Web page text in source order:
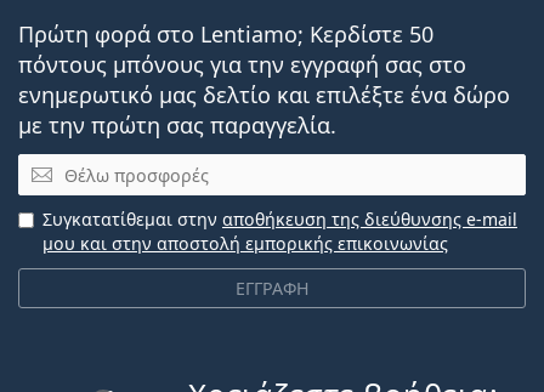
Πρώτη φορά στο Lentiamo; Κερδίστε 50
πόντους μπόνους για την εγγραφή σας στο
ενημερωτικό μας δελτίο και επιλέξτε ένα δώρο
με την πρώτη σας παραγγελία.
Email
ΕΓΓΡΑΦΗ
Συγκατατίθεμαι στην αποθήκευση της διεύθυνσης e-mail
μου και στην αποστολή εμπορικής επικοινωνίας